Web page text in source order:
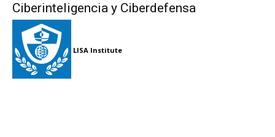
Ciberinteligencia y Ciberdefensa
LISA Institute